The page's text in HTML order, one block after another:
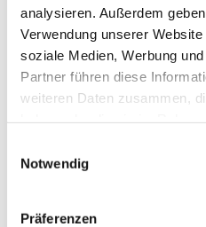
analysieren. Außerdem
Verwendung unserer
soziale Medien, Werbung
Partner führen diese
weiteren Daten zusammen,
Notwendig
Präferenzen
Dies